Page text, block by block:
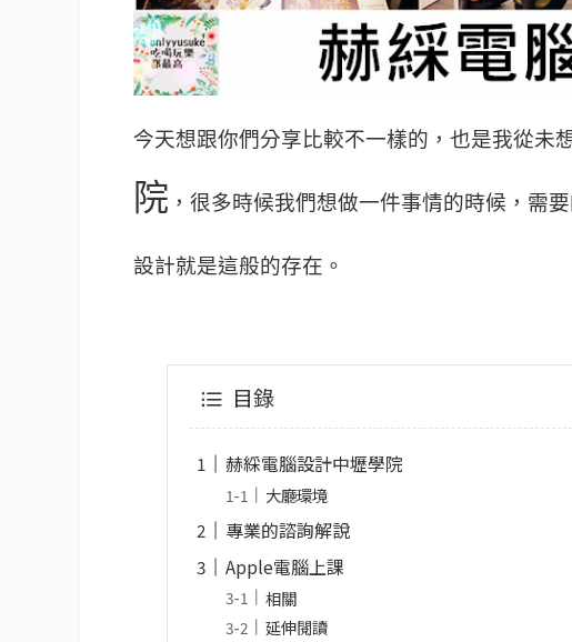
今天想跟你們分享比較不一樣的，也是我從未
院 ，很多時候我們想做一件事情的時候，需
設計就是這般的存在。
目錄
赫綵電腦設計中壢學院
大廳環境
專業的諮詢解說
Apple電腦上課
相關
延伸閱讀